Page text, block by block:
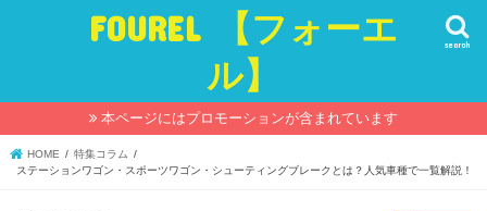
FOUREL 【フォーエ
ル】
search
本ページにはプロモーションが含まれています
HOME
特集コラム
ステーションワゴン・スポーツワゴン・シューティングブレークとは？人気車種で一覧解説！